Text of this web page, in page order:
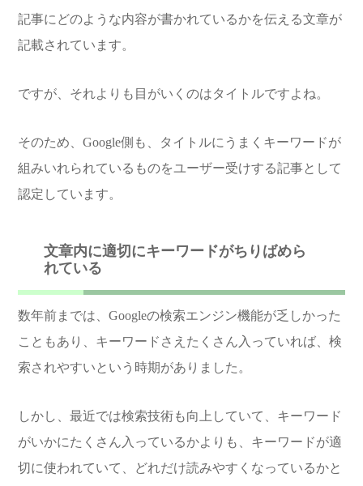
記事にどのような内容が書かれているかを伝える文章が
記載されています。
ですが、それよりも目がいくのはタイトルですよね。
そのため、Google側も、タイトルにうまくキーワードが
組みいれられているものをユーザー受けする記事として
認定しています。
文章内に適切にキーワードがちりばめら
れている
数年前までは、Googleの検索エンジン機能が乏しかった
こともあり、キーワードさえたくさん入っていれば、検
索されやすいという時期がありました。
しかし、最近では検索技術も向上していて、キーワード
がいかにたくさん入っているかよりも、キーワードが適
切に使われていて、どれだけ読みやすくなっているかと